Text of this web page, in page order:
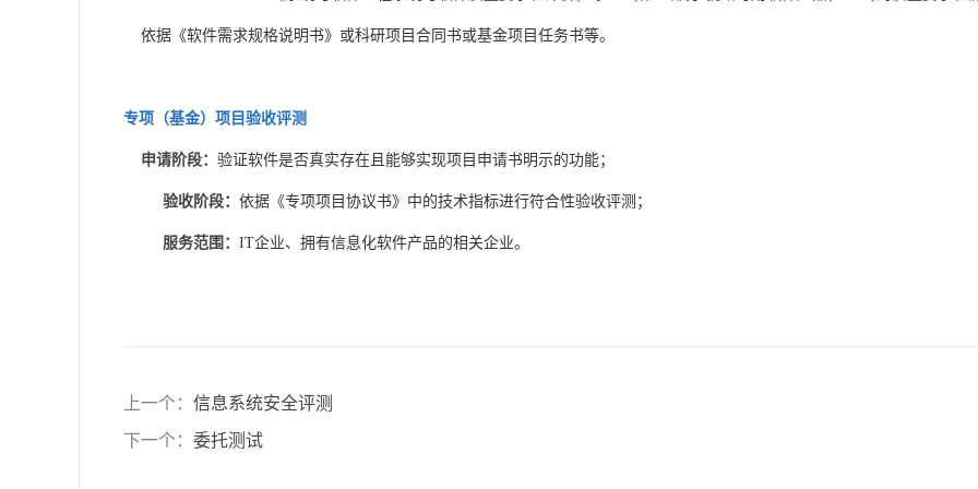
依据《软件需求规格说明书》或科研项目合同书或基金项目任务书等。
专项（基金）项目验收评测
申请阶段： 验证软件是否真实存在且能够实现项目申请书明示的功能；
验收阶段： 依据《专项项目协议书》中的技术指标进行符合性验收评测；
服务范围： IT企业、拥有信息化软件产品的相关企业。
上一个： 信息系统安全评测
下一个： 委托测试